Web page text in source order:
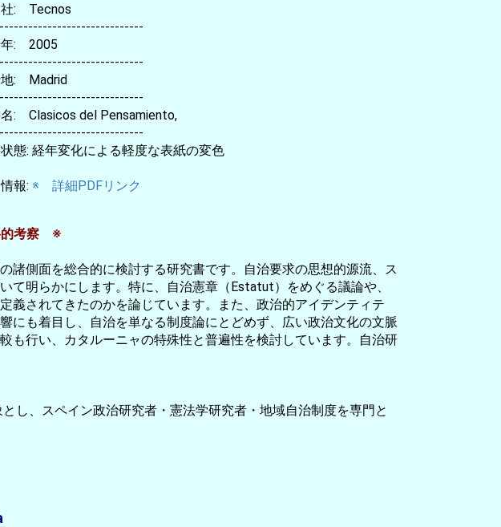
社: Tecnos
年: 2005
地: Madrid
: Clasicos del Pensamiento,
態: 経年変化による軽度な表紙の変色
報: ※ 詳細PDFリンク
的考察 ※
側面を総合的に検討する研究書です。自治要求の思想的源流、ス
明らかにします。特に、自治憲章（Estatut）をめぐる議論や、
義されてきたのかを論じています。また、政治的アイデンティテ
にも着目し、自治を単なる制度論にとどめず、広い政治文化の文脈
も行い、カタルーニャの特殊性と普遍性を検討しています。自治研
し、スペイン政治研究者・憲法学研究者・地域自治制度を専門と